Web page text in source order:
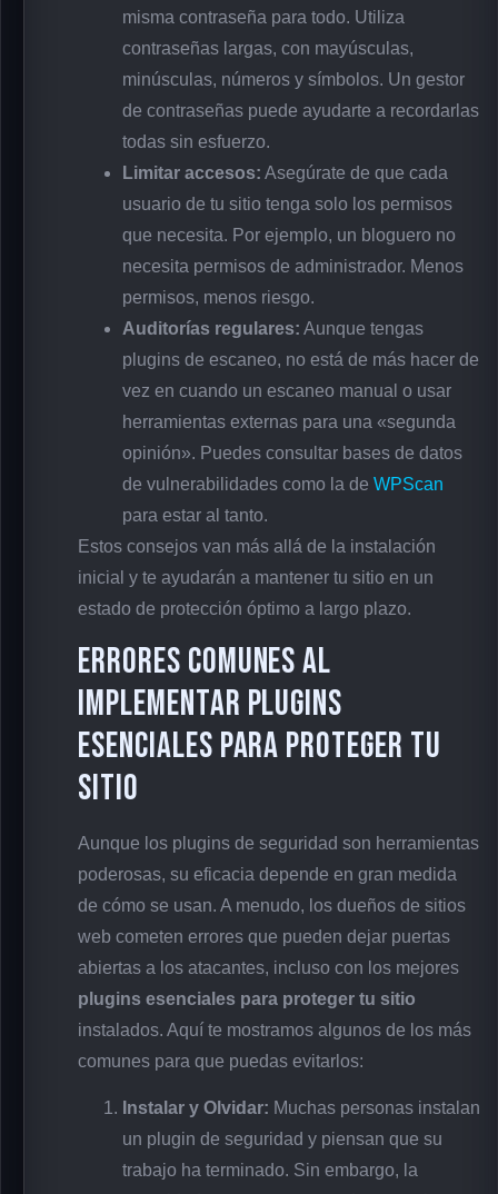
misma contraseña para todo. Utiliza
contraseñas largas, con mayúsculas,
minúsculas, números y símbolos. Un gestor
de contraseñas puede ayudarte a recordarlas
todas sin esfuerzo.
Limitar accesos: Asegúrate de que cada
usuario de tu sitio tenga solo los permisos
que necesita. Por ejemplo, un bloguero no
necesita permisos de administrador. Menos
permisos, menos riesgo.
Auditorías regulares: Aunque tengas
plugins de escaneo, no está de más hacer de
vez en cuando un escaneo manual o usar
herramientas externas para una «segunda
opinión». Puedes consultar bases de datos
de vulnerabilidades como la de WPScan
para estar al tanto.
Estos consejos van más allá de la instalación
inicial y te ayudarán a mantener tu sitio en un
estado de protección óptimo a largo plazo.
Errores Comunes al
Implementar Plugins
Esenciales para Proteger tu
Sitio
Aunque los plugins de seguridad son herramientas
poderosas, su eficacia depende en gran medida
de cómo se usan. A menudo, los dueños de sitios
web cometen errores que pueden dejar puertas
abiertas a los atacantes, incluso con los mejores
plugins esenciales para proteger tu sitio
instalados. Aquí te mostramos algunos de los más
comunes para que puedas evitarlos:
Instalar y Olvidar: Muchas personas instalan
un plugin de seguridad y piensan que su
trabajo ha terminado. Sin embargo, la